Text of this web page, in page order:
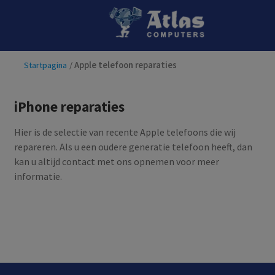
Ga
naar
Ga
de
Startpagina /Apple telefoon reparaties
iPhone reparaties
Hier is de selectie van recente Apple telefoons die wij
repareren. Als u een oudere generatie telefoon heeft, dan
kan u altijd contact met ons opnemen voor meer
informatie.